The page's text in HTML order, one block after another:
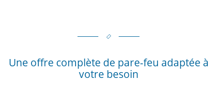
Une offre complète de pare-feu adaptée à
votre besoin